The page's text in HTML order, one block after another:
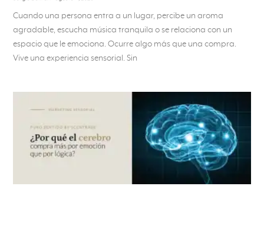
Cuando una persona entra a un lugar, percibe un aroma
agradable, escucha música tranquila o se relaciona con un
espacio que le emociona. Ocurre algo más que una compra.
Vive una experiencia sensorial. Sin